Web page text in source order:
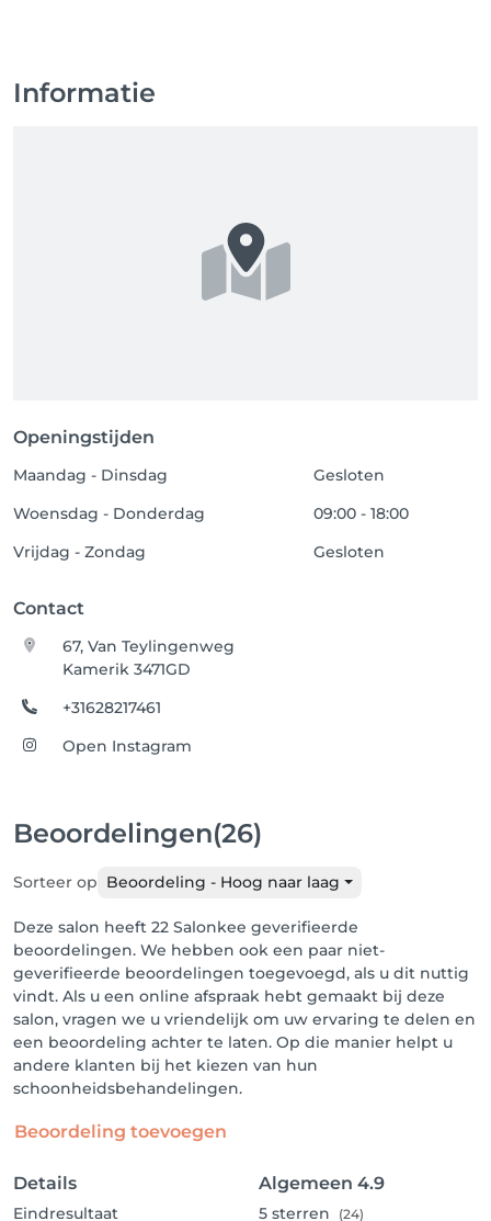
Informatie
Openingstijden
Maandag - Dinsdag
Gesloten
Woensdag - Donderdag
09:00 - 18:00
Vrijdag - Zondag
Gesloten
Contact
67, Van Teylingenweg
Kamerik 3471GD
+31628217461
Open Instagram
Beoordelingen(26)
Sorteer op Beoordeling - Hoog naar laag
Deze salon heeft 22 Salonkee geverifieerde
beoordelingen. We hebben ook een paar niet-
geverifieerde beoordelingen toegevoegd, als u dit nuttig
vindt. Als u een online afspraak hebt gemaakt bij deze
salon, vragen we u vriendelijk om uw ervaring te delen en
een beoordeling achter te laten. Op die manier helpt u
andere klanten bij het kiezen van hun
schoonheidsbehandelingen.
Beoordeling toevoegen
Details
Eindresultaat
Algemeen 4.9
5 sterren (24)